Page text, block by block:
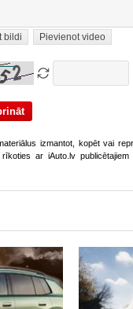
bildi Pievienot video
izmantot, kopēt vai
ar iAuto.lv